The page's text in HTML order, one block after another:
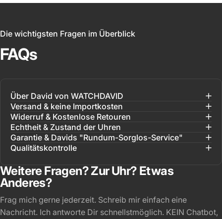
Die wichtigsten Fragen im Überblick
FAQs
Über David von WATCHDAVID
Versand & keine Importkosten
Widerruf & Kostenlose Retouren
Echtheit & Zustand der Uhren
Garantie & Davids "Rundum-Sorglos-Service"
Qualitätskontrolle
Weitere Fragen? Zur Uhr? Etwas
Anderes?
Frag mich gerne jederzeit. Schreib mir einfach eine
Nachricht. Ich antworte Dir schnellstmöglich. KEIN Chatbot,